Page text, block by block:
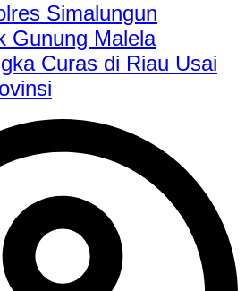
Simalungun
Gunung Malela
Curas di Riau Usai